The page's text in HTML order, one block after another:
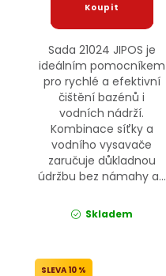
Sada 21024 JIPOS je
ideálním pomocníkem
pro rychlé a efektivní
čištění bazénů i
vodních nádrží.
Kombinace síťky a
vodního vysavače
zaručuje důkladnou
údržbu bez námahy a...
Skladem
10 %